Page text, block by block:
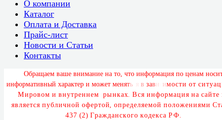
О компании
Каталог
Оплата и Доставка
Прайс-лист
Новости и Статьи
Контакты
Обращаем ваше внимание на то, что информация по ценам носи
информативный характер и может менять ся в зав и симости от ситуац
Мировом и внутреннем рынках. Вся информация на сайте
является публичной офертой, определяемой положениями Ст
437 (2) Гражданского кодекса РФ.